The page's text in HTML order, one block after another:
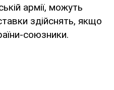
армії, можуть
здійснять, якщо
союзники.